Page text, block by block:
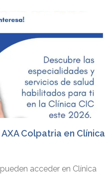
Colpatria en Clínica
acceder en Clínica